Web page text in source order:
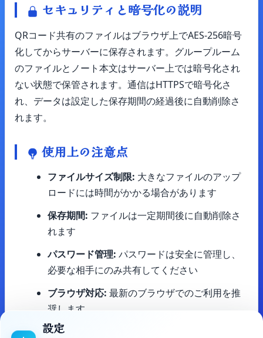
セキュリティと暗号化の説明
QRコード共有のファイルはブラウザ上でAES-256暗号
化してからサーバーに保存されます。グループルーム
のファイルとノート本文はサーバー上では暗号化され
ない状態で保管されます。通信はHTTPSで暗号化さ
れ、データは設定した保存期間の経過後に自動削除さ
れます。
使用上の注意点
ファイルサイズ制限: 大きなファイルのアップ
ロードには時間がかかる場合があります
保存期間: ファイルは一定期間後に自動削除さ
れます
パスワード管理: パスワードは安全に管理し、
必要な相手にのみ共有してください
ブラウザ対応: 最新のブラウザでのご利用を推
奨します
設定